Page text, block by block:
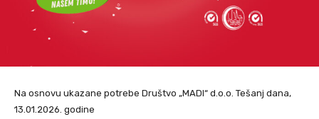
Na osnovu ukazane potrebe Društvo „MADI“ d.o.o. Tešanj dana,
13.01.2026. godine